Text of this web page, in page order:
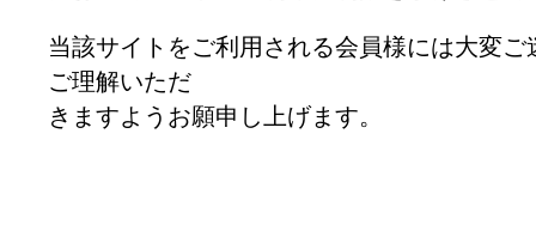
当該サイトをご利用される会員様には大変
ご理解いただ
きますようお願申し上げます。